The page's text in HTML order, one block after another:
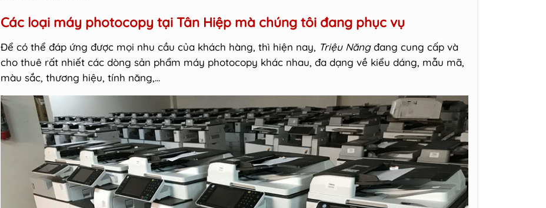
Các loại máy photocopy tại Tân Hiệp mà chúng tôi đang phục vụ
Để có thể đáp ứng được mọi nhu cầu của khách hàng, thì hiện nay, Triệu Năngđang cung cấp và
cho thuê rất nhiết các dòng sản phẩm máy photocopy khác nhau, đa dạng về kiểu dáng, mẫu mã,
màu sắc, thương hiệu, tính năng,...